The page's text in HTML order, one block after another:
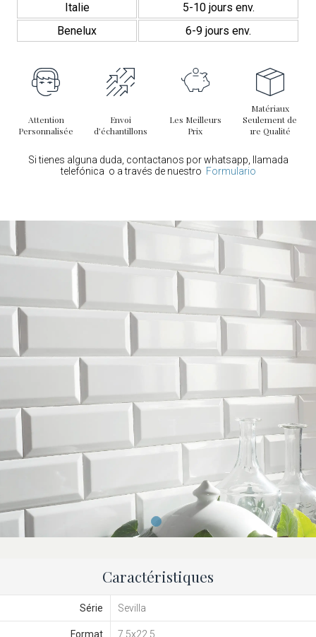
Italie
5-10 jours env.
Benelux
6-9 jours env.
Attention
Personnalisée
Envoi
d’échantillons
Les Meilleurs
Prix
Matériaux
Seulement de
1re Qualité
Si tienes alguna duda, contactanos por whatsapp, llamada
telefónica o a través de nuestro Formulario
Caractéristiques
Série Sevilla
Format 7,5x22,5